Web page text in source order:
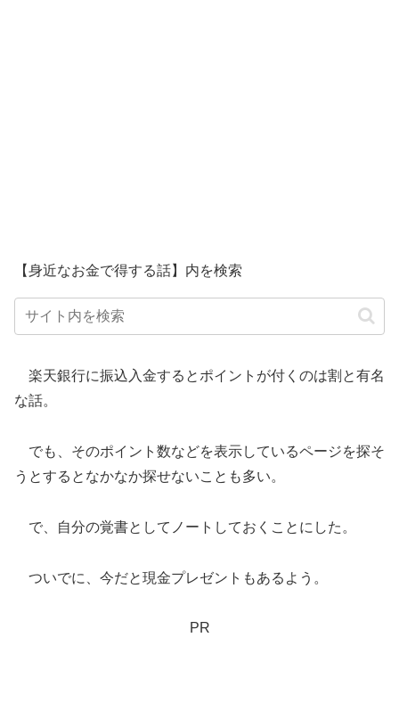
【身近なお金で得する話】内を検索
楽天銀行に振込入金するとポイントが付くのは割と有名
な話。
でも、そのポイント数などを表示しているページを探そ
うとするとなかなか探せないことも多い。
で、自分の覚書としてノートしておくことにした。
ついでに、今だと現金プレゼントもあるよう。
PR